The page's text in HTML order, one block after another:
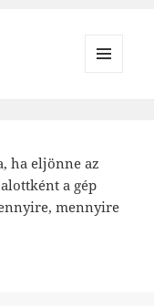
ha eljönne az
a gép
mennyire